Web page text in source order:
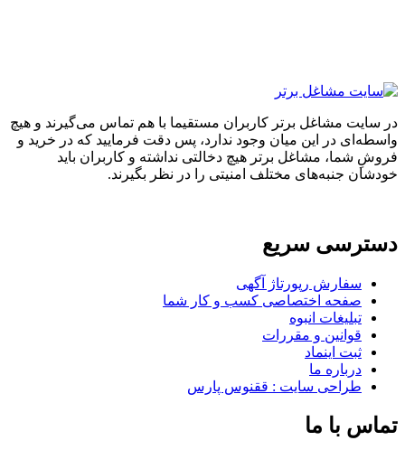
در سایت مشاغل برتر کاربران مستقیما با هم تماس می‌گیرند و هیچ
واسطه‌ای در این میان وجود ندارد، پس دقت فرمایید که در خرید و
فروشِ شما، مشاغل برتر هیچ دخالتی نداشته و کاربران باید
خودشان جنبه‌های مختلف امنیتی را در نظر بگیرند.
دسترسی سریع
سفارش رپورتاژ آگهی
صفحه اختصاصی کسب و کار شما
تبلیغات انبوه
قوانین و مقررات
ثبت اینماد
درباره ما
طراحی سایت : ققنوس پارس
تماس با ما